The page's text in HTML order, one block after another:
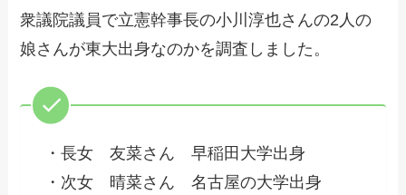
衆議院議員で立憲幹事長の小川淳也さんの2人の
娘さんが東大出身なのかを調査しました。
・長女 友菜さん 早稲田大学出身
・次女 晴菜さん 名古屋の大学出身